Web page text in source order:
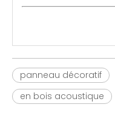
panneau décoratif
en bois acoustique